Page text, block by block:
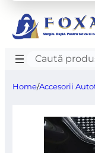
Caută
produse
Home/Accesorii